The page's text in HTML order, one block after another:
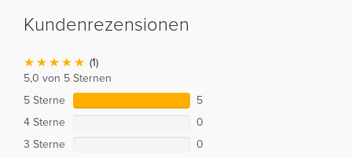
Kundenrezensionen
(1)
5,0 von 5 Sternen
5 Sterne
5
4 Sterne
0
3 Sterne
0